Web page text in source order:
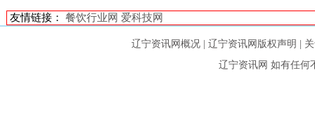
友情链接： 餐饮行业网 爱科技网
辽宁资讯网概况 辽宁资讯网版权声明
辽宁资讯网 如有任何